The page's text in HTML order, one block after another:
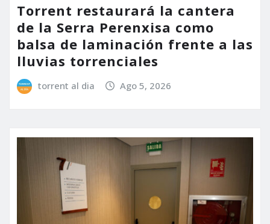
Torrent restaurará la cantera
de la Serra Perenxisa como
balsa de laminación frente a las
lluvias torrenciales
torrent al dia Ago 5, 2026